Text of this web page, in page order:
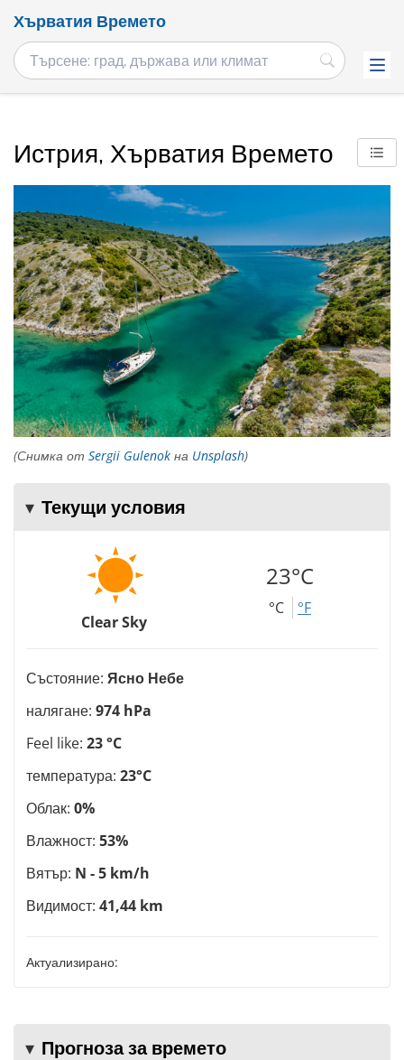
Хърватия Времето
Истрия, Хърватия Времето
(Снимка от Sergii Gulenok на Unsplash)
Текущи условия
Clear Sky
23°C
°C °F
Състояние: Ясно Небе
налягане: 974 hPa
Feel like: 23 °C
температура: 23°C
Облак: 0%
Влажност: 53%
Вятър: N - 5 km/h
Видимост: 41,44 km
Актуализирано:
Прогноза за времето